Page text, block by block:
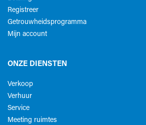
Registreer
Getrouwheidsprogramma
Mijn account
ONZE DIENSTEN
Verkoop
Verhuur
Service
Meeting ruimtes